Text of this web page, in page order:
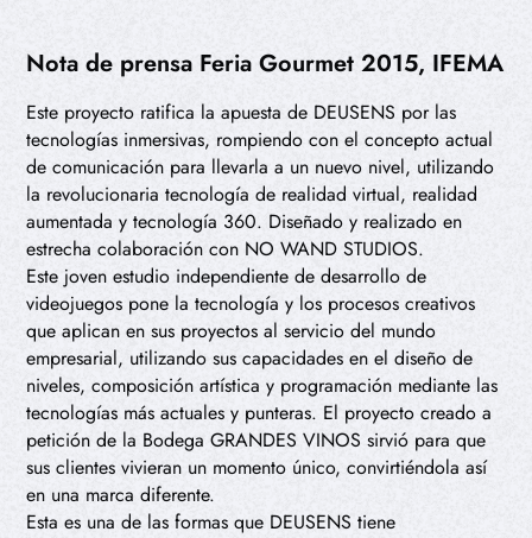
Nota de prensa Feria Gourmet 2015, IFEMA
Este proyecto ratifica la apuesta de DEUSENS por las
tecnologías inmersivas, rompiendo con el concepto actual
de comunicación para llevarla a un nuevo nivel, utilizando
la revolucionaria tecnología de realidad virtual, realidad
aumentada y tecnología 360. Diseñado y realizado en
estrecha colaboración con NO WAND STUDIOS.
Este joven estudio independiente de desarrollo de
videojuegos pone la tecnología y los procesos creativos
que aplican en sus proyectos al servicio del mundo
empresarial, utilizando sus capacidades en el diseño de
niveles, composición artística y programación mediante las
tecnologías más actuales y punteras. El proyecto creado a
petición de la Bodega GRANDES VINOS sirvió para que
sus clientes vivieran un momento único, convirtiéndola así
en una marca diferente.
Esta es una de las formas que DEUSENS tiene